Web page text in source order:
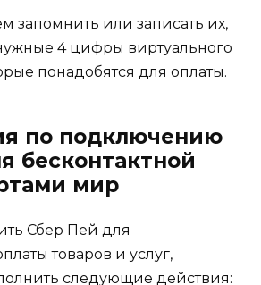
запомнить или записать их,
4 цифры виртуального
понадобятся для оплаты.
по подключению
бесконтактной
мир
Сбер Пей для
товаров и услуг,
следующие действия: